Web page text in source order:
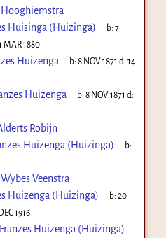
Huisinga (Huizinga) b:7
MAR 1880
Huizenga b:8 NOV 1871 d:14
Huizenga b:8 NOV 1871 d:
Robijn
Huizenga (Huizinga)
b:
Veenstra
Huizenga (Huizinga) b:20
1916
Huizenga (Huizinga)